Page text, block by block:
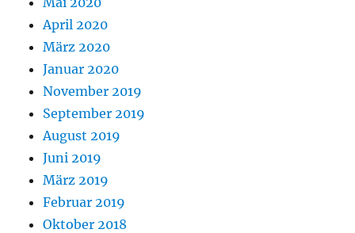
April 2020
März 2020
Januar 2020
November 2019
September 2019
August 2019
Juni 2019
März 2019
Februar 2019
Oktober 2018